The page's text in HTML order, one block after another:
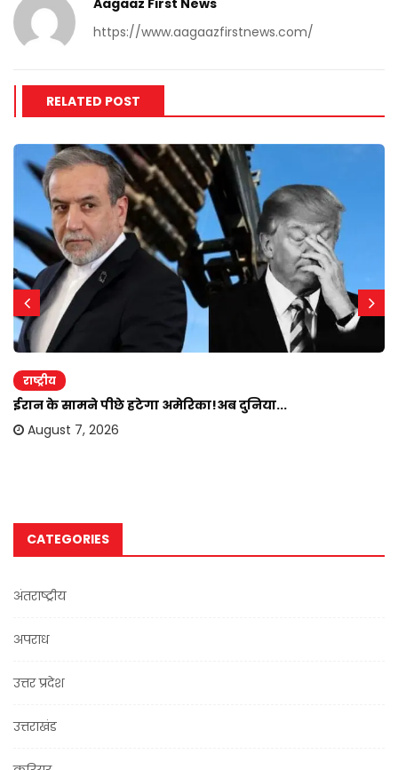
Aagaaz First News
https://www.aagaazfirstnews.com/
RELATED POST
राष्ट्रीय
ईरान के सामने पीछे हटेगा अमेरिका!अब दुनिया...
August 7, 2026
CATEGORIES
अंतराष्ट्रीय
अपराध
उत्तर प्रदेश
उत्तराखंड